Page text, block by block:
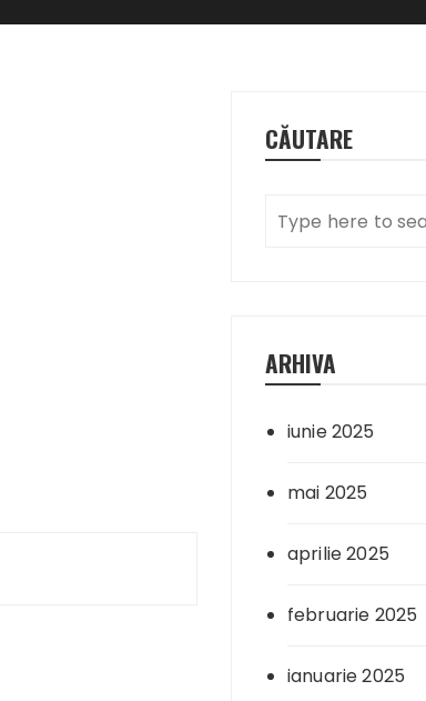
CĂUTARE
ARHIVA
iunie 2025
mai 2025
aprilie 2025
februarie 2025
ianuarie 2025